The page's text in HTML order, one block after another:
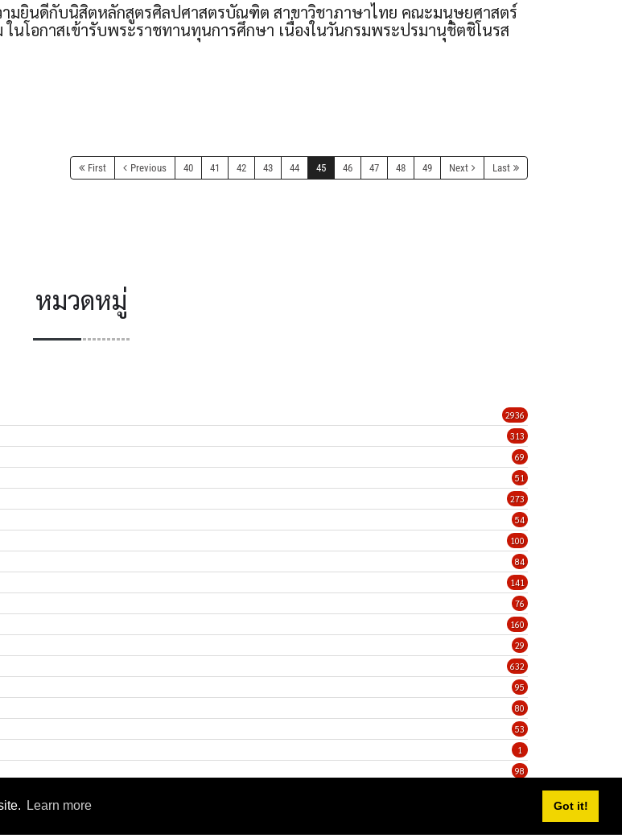
Learn more Got it!
ามยินดีกับนิสิตหลักสูตรศิลปศาสตรบัณฑิต สาขาวิชาภาษาไทย คณะมนุษยศาสตร์
นโอกาสเข้ารับพระราชทานทุนการศึกษา เนื่องในวันกรมพระปรมานุชิตชิโนรส
First Previous 40 41 42 43 44 45 46 47 48 49 Next Last
หมวดหมู่
2936
313
69
51
273
54
100
84
141
76
160
29
632
95
80
53
1
98